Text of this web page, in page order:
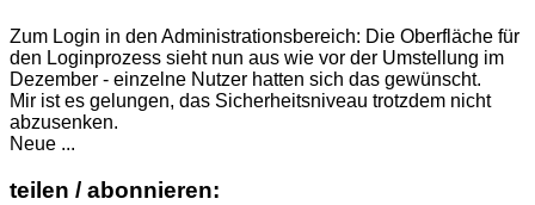
Zum Login in den Administrationsbereich: Die Oberfläche für
den Loginprozess sieht nun aus wie vor der Umstellung im
Dezember - einzelne Nutzer hatten sich das gewünscht.
Mir ist es gelungen, das Sicherheitsniveau trotzdem nicht
abzusenken.
Neue ...
teilen / abonnieren: